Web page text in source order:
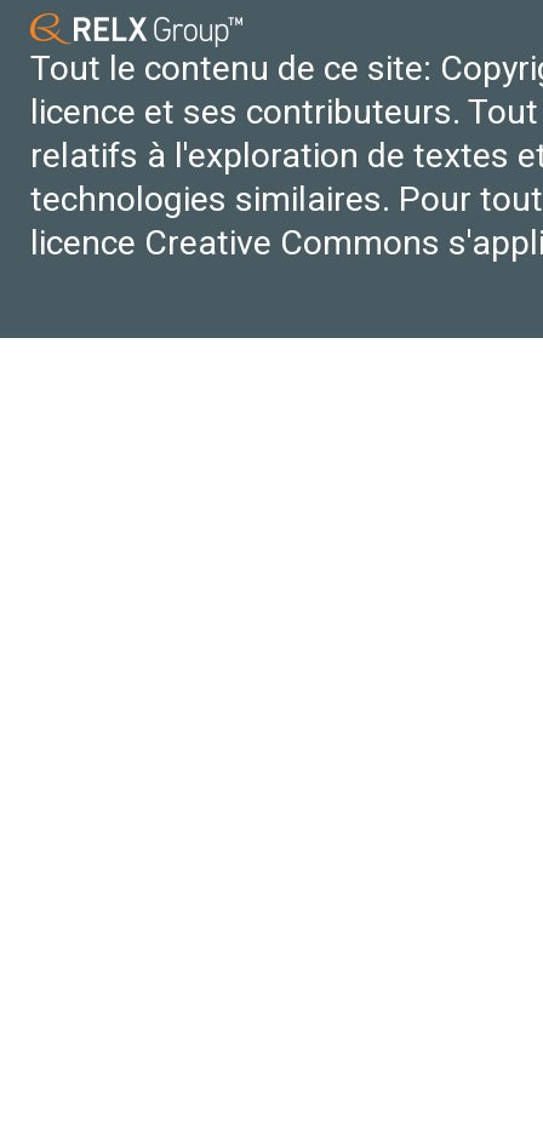
Tout le contenu de ce site:
licence et ses contributeurs.
relatifs à l'exploration de textes
technologies similaires. Pour
licence Creative Commons